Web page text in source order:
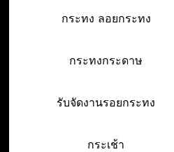
กระทง ลอยกระทง
กระทงกระดาษ
รับจัดงานรอยกระทง
กระเช้า